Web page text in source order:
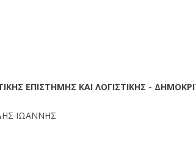
ΕΠΙΣΤΗΜΗΣ ΚΑΙ ΛΟΓΙΣΤΙΚΗΣ -
ΙΩΑΝΝΗΣ